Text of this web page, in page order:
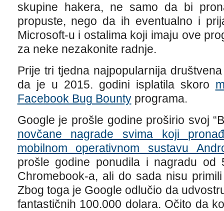
skupine hakera, ne samo da bi
propuste, nego da ih eventualno i
Microsoft-u i ostalima koji imaju ove
za neke nezakonite radnje.
Prije tri tjedna najpopularnija
da je u 2015. godini isplatila skoro
Facebook Bug Bountyprograma.
Google je prošle godine proširio svoj
novčane nagrade svima koji
mobilnom operativnom sustavu
prošle godine ponudila i nagradu od
Chromebook-a, ali do sada nisu
Zbog toga je Google odlučio da
fantastičnih 100.000 dolara. Očito da